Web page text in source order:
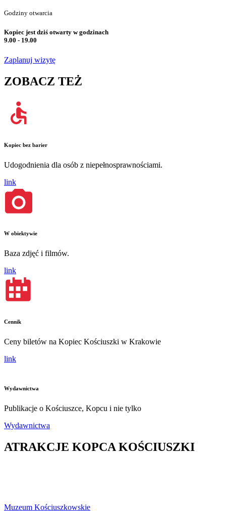
Godziny otwarcia
Kopiec jest dziś otwarty w godzinach
9.00 - 19.00
Zaplanuj wizytę
ZOBACZ TEŻ
Kopiec bez barier
Udogodnienia dla osób z niepełnosprawnościami.
link
W obiektywie
Baza zdjęć i filmów.
link
Cennik
Ceny biletów na Kopiec Kościuszki w Krakowie
link
Wydawnictwa
Publikacje o Kościuszce, Kopcu i nie tylko
Wydawnictwa
ATRAKCJE KOPCA KOŚCIUSZKI
Muzeum Kościuszkowskie